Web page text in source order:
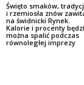
Święto smaków,
i rzemiosła znów
na świdnicki Rynek.
Kalorie i procenty
można spalić podczas
równoległej imprezy